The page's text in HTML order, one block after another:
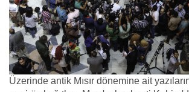
Üzerinde antik Mısır dönemine ait